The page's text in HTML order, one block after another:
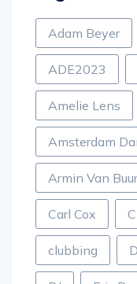
Adam Beyer
ADE2023
Amelie Lens
Amsterdam
Armin Van
Carl Cox
clubbing